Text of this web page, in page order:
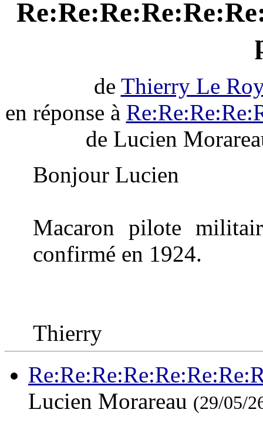
de Thierry Le
en réponse à
de Lucien
Bonjour Lucien
Macaron pilote
confirmé en 1924.
Thierry
Lucien Morareau (29/05/